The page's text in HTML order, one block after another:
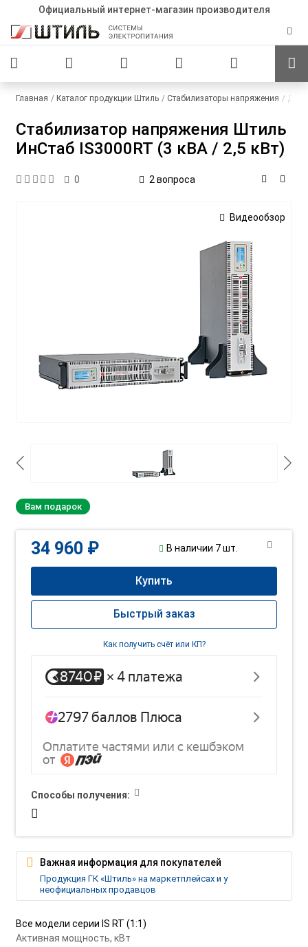
Официальный интернет-магазин производителя
Главная Каталог продукции Штиль Стабилизаторы напряжения Для
Стабилизатор напряжения Штиль
ИнСтаб IS3000RT (3 кВА / 2,5 кВт)
0 2 вопроса
Видеообзор
Все модели серии IS RT (1:1)
Активная мощность, кВт
Вам подарок
34 960 ₽ В наличии 7 шт.
Купить
Быстрый заказ
Как получить счёт или КП?
Способы получения:
Важная информация для покупателей
Продукция ГК «Штиль» на маркетплейсах и у
неофициальных продавцов